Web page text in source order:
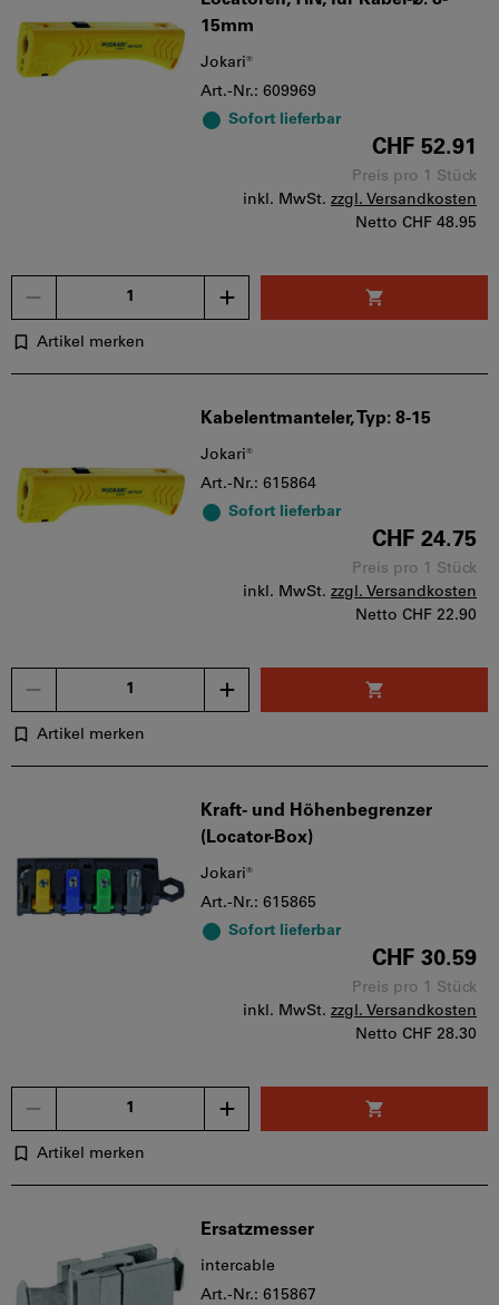
15mm
Jokari®
Art.-Nr.: 609969
Sofort lieferbar
CHF 52.91
Preis pro 1 Stück
inkl. MwSt. zzgl. Versandkosten
Netto CHF 48.95
Artikel merken
Kabelentmanteler, Typ: 8-15
Jokari®
Art.-Nr.: 615864
Sofort lieferbar
CHF 24.75
Preis pro 1 Stück
inkl. MwSt. zzgl. Versandkosten
Netto CHF 22.90
Artikel merken
Kraft- und Höhenbegrenzer
(Locator-Box)
Jokari®
Art.-Nr.: 615865
Sofort lieferbar
CHF 30.59
Preis pro 1 Stück
inkl. MwSt. zzgl. Versandkosten
Netto CHF 28.30
Artikel merken
Ersatzmesser
intercable
Art.-Nr.: 615867